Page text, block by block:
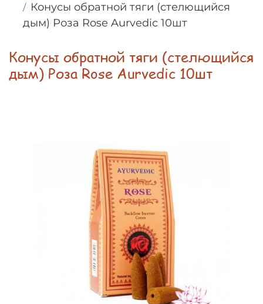
Конусы обратной тяги (стелющийся
дым) Роза Rose Aurvedic 10шт
Конусы обратной тяги (стелющийся
дым) Роза Rose Aurvedic 10шт